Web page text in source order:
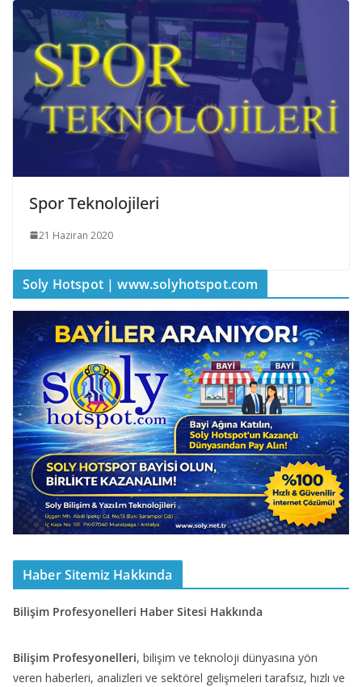
Spor Teknolojileri
21 Haziran 2020
Soly Hotspot | www.solyhotspot.com
Haber Sitemiz Hakkında
Bilişim Profesyonelleri Haber Sitesi Hakkında
Bilişim Profesyonelleri, bilişim ve teknoloji dünyasına yön
veren haberleri, analizleri ve sektörel gelişmeleri tarafsız, hızlı ve